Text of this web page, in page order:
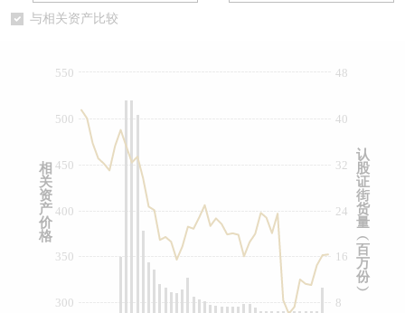
与相关资产比较
8
16
24
32
40
48
300
350
400
450
500
550
认
股
证
街
货
量
︵
百
万
份
︶
相
关
资
产
价
格
认股证/牛熊证日志
认股证文件及公告 (瑞信)
牛熊证到期结算价查找
牛熊证文件及公告
牛熊证文件及公告 (瑞信)
中资ETFs溢价比较
收市竞价变化